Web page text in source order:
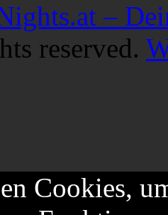
–
reserved.
Cookies,